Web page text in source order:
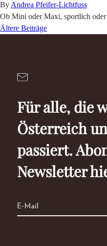
By Andrea Pfeifer-Lichtfuss
Ob Mini oder Maxi, sportlich oder
Beitragsnavigation
Ältere Beiträge
Für alle, die
Österreich
passiert.
Newsletter